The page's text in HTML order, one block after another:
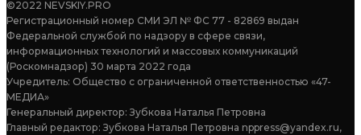
©2022 NEVSKIY.PRO
Регистрационный номер СМИ ЭЛ № ФС 77 - 82869 выдан
Федеральной службой по надзору в сфере связи,
информационных технологий и массовых коммуникаций
(Роскомнадзор) 30 марта 2022 года
Учредитель: Общество с ограниченной ответственностью «47-
МЕДИА»
Генеральный директор: Зубкова Наталья Петровна
Главный редактор: Зубкова Наталья Петровна nppress@yandex.ru,